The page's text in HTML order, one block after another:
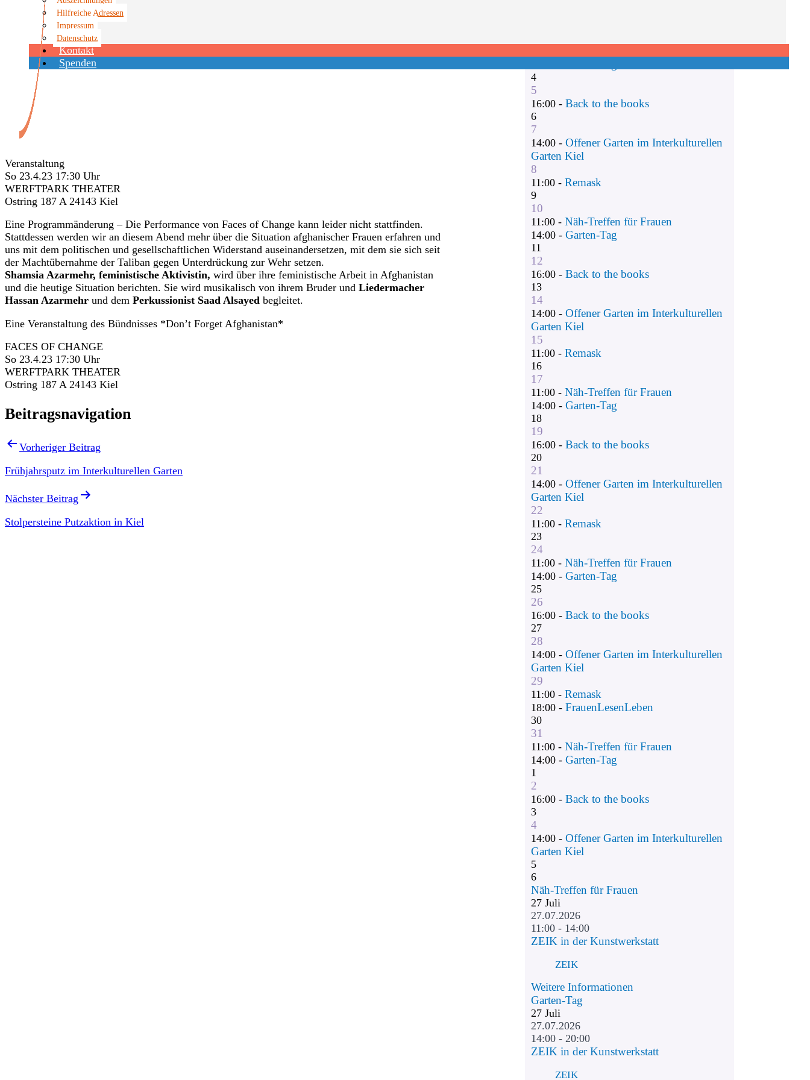
Hilfreiche Adressen
Impressum
Datenschutz
Kontakt
Spenden
Veranstaltungen
Veranstaltung
So 23.4.23 17:30 Uhr
WERFTPARK THEATER
Ostring 187 A 24143 Kiel
Eine Programmänderung – Die Performance von Faces of Change kann leider nicht stattfinden.
Stattdessen werden wir an diesem Abend mehr über die Situation afghanischer Frauen erfahren und
uns mit dem politischen und gesellschaftlichen Widerstand auseinandersetzen, mit dem sie sich seit
der Machtübernahme der Taliban gegen Unterdrückung zur Wehr setzen.
Shamsia Azarmehr, feministische Aktivistin, wird über ihre feministische Arbeit in Afghanistan
und die heutige Situation berichten. Sie wird musikalisch von ihrem Bruder und Liedermacher
Hassan Azarmehr und dem Perkussionist Saad Alsayed begleitet.
Eine Veranstaltung des Bündnisses *Don’t Forget Afghanistan*
FACES OF CHANGE
So 23.4.23 17:30 Uhr
WERFTPARK THEATER
Ostring 187 A 24143 Kiel
Beitragsnavigation
Vorheriger Beitrag
Frühjahrsputz im Interkulturellen Garten
Nächster Beitrag
Stolpersteine Putzaktion in Kiel
4
5
16:00 -Back to the books
6
7
14:00 -Offener Garten im Interkulturellen
Garten Kiel
8
11:00 -Remask
9
10
11:00 -Näh-Treffen für Frauen
14:00 -Garten-Tag
11
12
16:00 -Back to the books
13
14
14:00 -Offener Garten im Interkulturellen
Garten Kiel
15
11:00 -Remask
16
17
11:00 -Näh-Treffen für Frauen
14:00 -Garten-Tag
18
19
16:00 -Back to the books
20
21
14:00 -Offener Garten im Interkulturellen
Garten Kiel
22
11:00 -Remask
23
24
11:00 -Näh-Treffen für Frauen
14:00 -Garten-Tag
25
26
16:00 -Back to the books
27
28
14:00 -Offener Garten im Interkulturellen
Garten Kiel
29
11:00 -Remask
18:00 -FrauenLesenLeben
30
31
11:00 -Näh-Treffen für Frauen
14:00 -Garten-Tag
1
2
16:00 -Back to the books
3
4
14:00 -Offener Garten im Interkulturellen
Garten Kiel
5
6
Näh-Treffen für Frauen
27 Juli
27.07.2026
11:00 - 14:00
ZEIK in der Kunstwerkstatt
ZEIK
Weitere Informationen
Garten-Tag
27 Juli
27.07.2026
14:00 - 20:00
ZEIK in der Kunstwerkstatt
ZEIK